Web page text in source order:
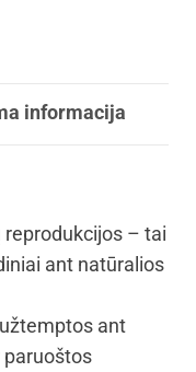
informacija
reprodukcijos – tai
ant natūralios
ant
paruoštos